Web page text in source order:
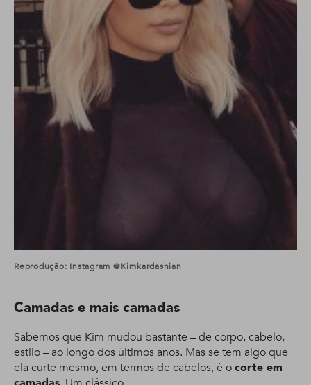
Reprodução: Instagram @kimkardashian
Camadas e mais camadas
Sabemos que Kim mudou bastante – de corpo, cabelo,
estilo – ao longo dos últimos anos. Mas se tem algo que
ela curte mesmo, em termos de cabelos, é ocorte em